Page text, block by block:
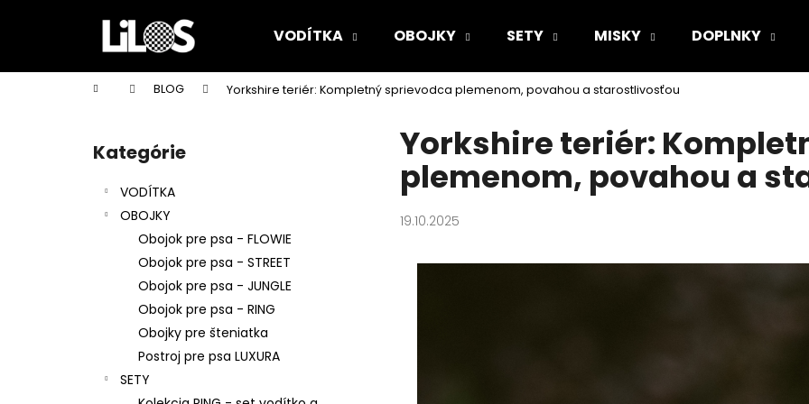
VODÍTKA OBOJKY SETY MISKY DOPLNKY
Domov BLOG Yorkshire teriér: Kompletný sprievodca plemenom, povahou a starostlivosťou
Preskočiť
kategórie
Kategórie
VODÍTKA
OBOJKY
Obojok pre psa - FLOWIE
Obojok pre psa - STREET
Obojok pre psa - JUNGLE
Obojok pre psa - RING
Obojky pre šteniatka
Postroj pre psa LUXURA
SETY
Yorkshire teriér:
plemenom, povahou a
19.10.2025
í
do
do
Čo potrebujete nájsť?
HĽADAŤ